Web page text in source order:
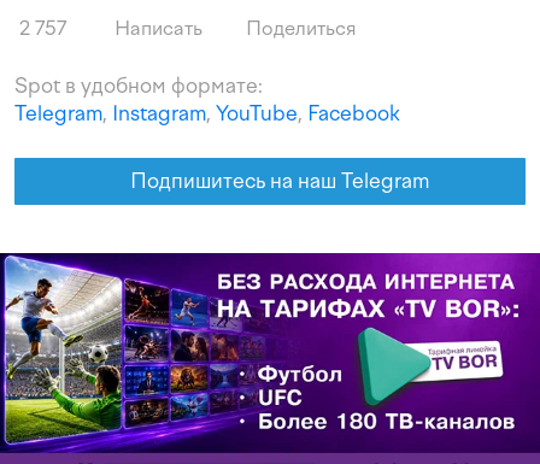
2 757 Написать Поделиться
Spot в удобном формате:
Telegram, Instagram, YouTube, Facebook
Подпишитесь на наш Telegram